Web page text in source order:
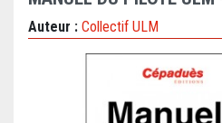
Auteur : Collectif ULM